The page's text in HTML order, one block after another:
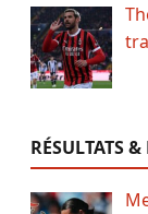
RÉSULTATS